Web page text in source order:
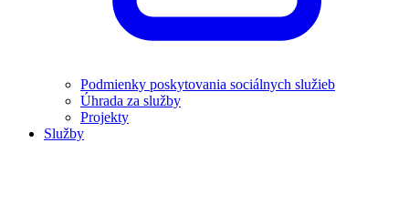
Podmienky poskytovania sociálnych služieb
Úhrada za služby
Projekty
Služby